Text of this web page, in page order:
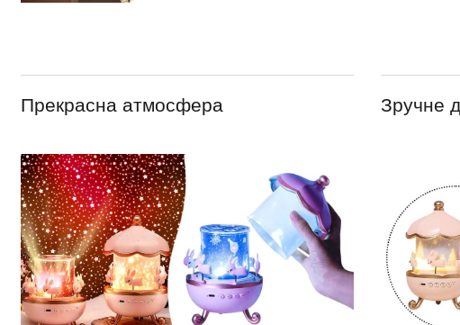
Прекрасна атмосфера Зручне